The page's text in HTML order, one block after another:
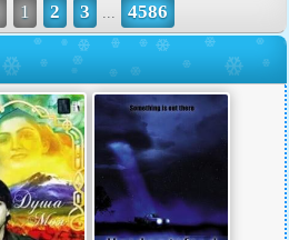
1 2 3 ... 4586